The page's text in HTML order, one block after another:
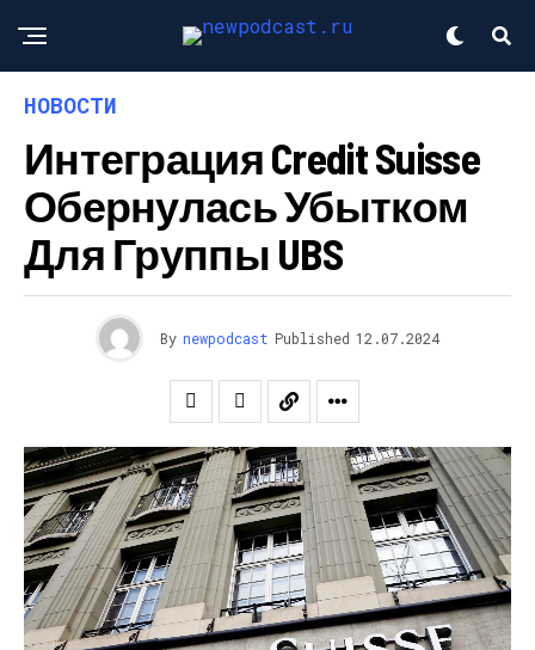
НОВОСТИ
Интеграция Credit Suisse
Обернулась Убытком
Для Группы UBS
By newpodcast Published 12.07.2024